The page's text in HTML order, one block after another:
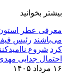
بیشتر بخوانید
معرفی عطر
می‌باشند رئیس
کرد شروع
احتمال جدایی
۱۶ مرداد ۱۴۰۵